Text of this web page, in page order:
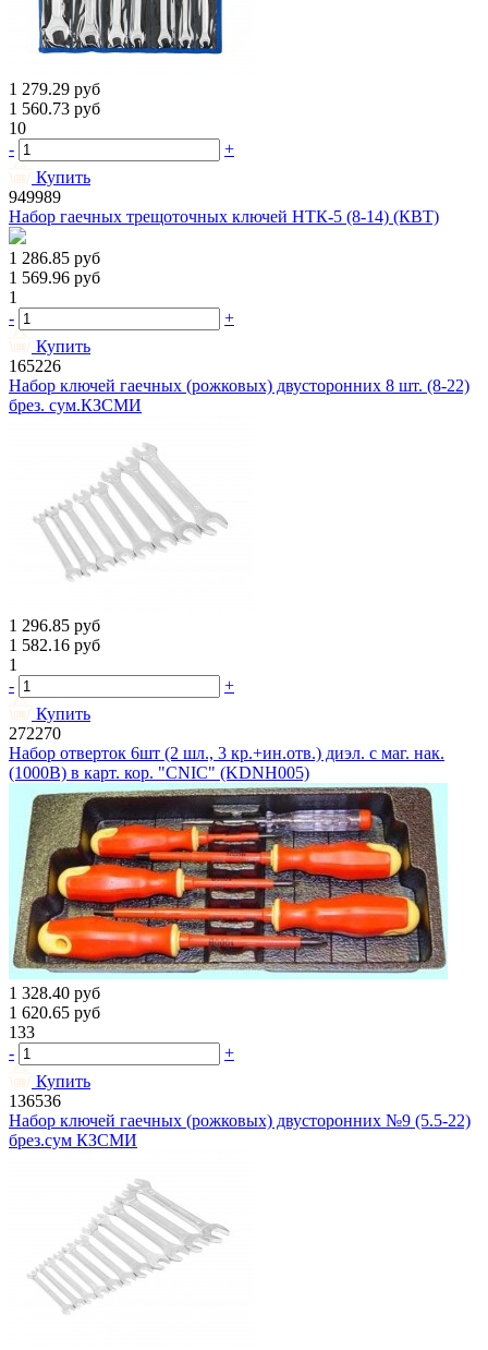
1 279.29 руб
1 560.73 руб
10
-
+
Купить
949989
Набор гаечных трещоточных ключей НТК-5 (8-14) (КВТ)
1 286.85 руб
1 569.96 руб
1
-
+
Купить
165226
Набор ключей гаечных (рожковых) двусторонних 8 шт. (8-22)
брез. сум.КЗСМИ
1 296.85 руб
1 582.16 руб
1
-
+
Купить
272270
Набор отверток 6шт (2 шл., 3 кр.+ин.отв.) диэл. с маг. нак.
(1000В) в карт. кор. "CNIC" (KDNH005)
1 328.40 руб
1 620.65 руб
133
-
+
Купить
136536
Набор ключей гаечных (рожковых) двусторонних №9 (5.5-22)
брез.сум КЗСМИ